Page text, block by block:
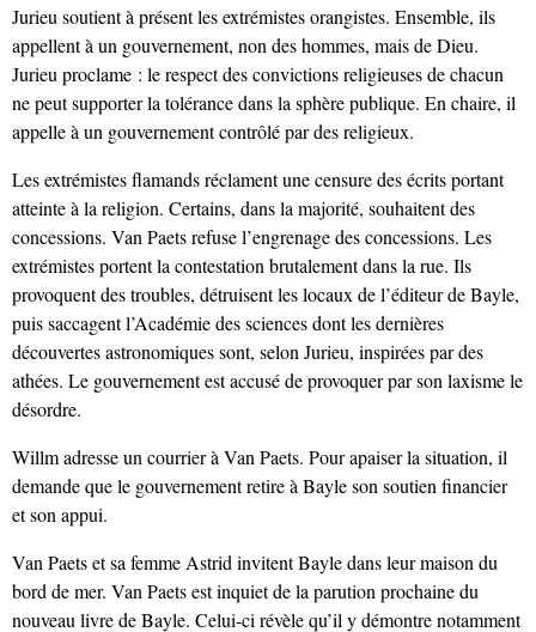
Jurieu soutient à présent les extrémistes orangistes. Ensemble, ils
appellent à un gouvernement, non des hommes, mais de Dieu.
Jurieu proclame : le respect des convictions religieuses de chacun
ne peut supporter la tolérance dans la sphère publique. En chaire, il
appelle à un gouvernement contrôlé par des religieux.
Les extrémistes flamands réclament une censure des écrits portant
atteinte à la religion. Certains, dans la majorité, souhaitent des
concessions. Van Paets refuse l’engrenage des concessions. Les
extrémistes portent la contestation brutalement dans la rue. Ils
provoquent des troubles, détruisent les locaux de l’éditeur de Bayle,
puis saccagent l’Académie des sciences dont les dernières
découvertes astronomiques sont, selon Jurieu, inspirées par des
athées. Le gouvernement est accusé de provoquer par son laxisme le
désordre.
Willm adresse un courrier à Van Paets. Pour apaiser la situation, il
demande que le gouvernement retire à Bayle son soutien financier
et son appui.
Van Paets et sa femme Astrid invitent Bayle dans leur maison du
bord de mer. Van Paets est inquiet de la parution prochaine du
nouveau livre de Bayle. Celui-ci révèle qu’il y démontre notamment